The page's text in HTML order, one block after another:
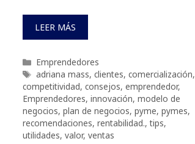
LEER MÁS
Categorías
Emprendedores
Etiquetas
adriana mass, clientes, comercialización,
competitividad, consejos, emprendedor,
Emprendedores, innovación, modelo de
negocios, plan de negocios, pyme, pymes,
recomendaciones, rentabilidad.,tips,
utilidades, valor, ventas